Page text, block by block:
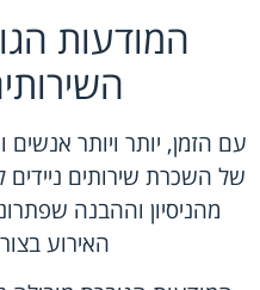
המודעות
עם הזמן, יותר ויותר
של השכרת שירותים ניידים
מהניסיון וההבנה
האירוע